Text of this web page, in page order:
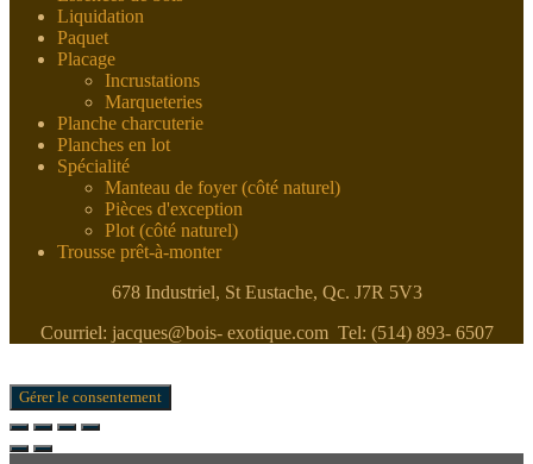
Liquidation
Paquet
Placage
Incrustations
Marqueteries
Planche charcuterie
Planches en lot
Spécialité
Manteau de foyer (côté naturel)
Pièces d'exception
Plot (côté naturel)
Trousse prêt-à-monter
678 Industriel, St Eustache, Qc. J7R 5V3
Courriel: jacques@bois- exotique.com Tel: (514) 893- 6507
Gérer le consentement